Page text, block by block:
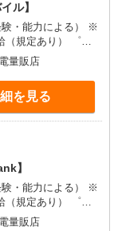
ル】
験・能力による） ※
定あり） ゜
+゜ 入社祝い金10
。・゜+゜
量販店
を見る
】
験・能力による） ※
定あり） ゜
+゜ 入社祝い金10
量販店